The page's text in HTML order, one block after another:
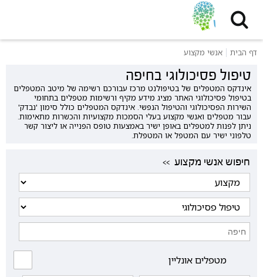
דף הבית אנשי מקצוע
טיפול פסיכולוגי בחיפה
אינדקס המטפלים של בטיפולנט מרכז עבורכם רשימה של מיטב המטפלים
בטיפול פסיכולוגי האתר מציג מידע מקיף ורשימות מטפלים בתחומי
השירות הפסיכולוגי והטיפול הנפשי. אינדקס המטפלים כולל סימון 'נבדק'
עבור מטפלים ואנשי מקצוע בעלי הסמכות מקצועיות והכשרות מתאימות.
ניתן לפנות למטפלים באופן ישיר באמצעות טופס הפנייה או ליצור קשר
טלפוני ישיר עם המטפל או המטפלת.
<< חיפוש אנשי מקצוע
מטפלים אונליין